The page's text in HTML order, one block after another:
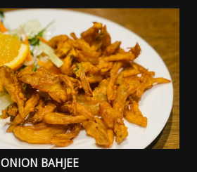
ONION BAHJEE